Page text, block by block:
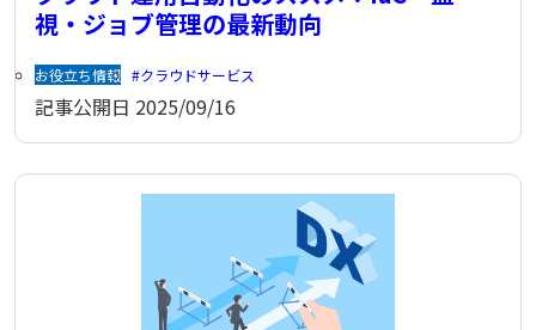
視・ジョブ管理の最新動向
お役立ち情報 クラウドサービス
記事公開日 2025/09/16